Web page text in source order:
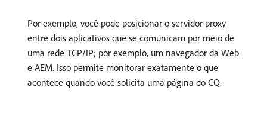
Por exemplo, você pode posicionar o servidor proxy
entre dois aplicativos que se comunicam por meio de
uma rede TCP/IP; por exemplo, um navegador da Web
e AEM. Isso permite monitorar exatamente o que
acontece quando você solicita uma página do CQ.